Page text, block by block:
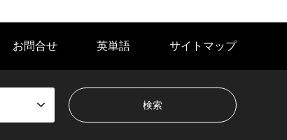
お問合せ 英単語 サイトマップ